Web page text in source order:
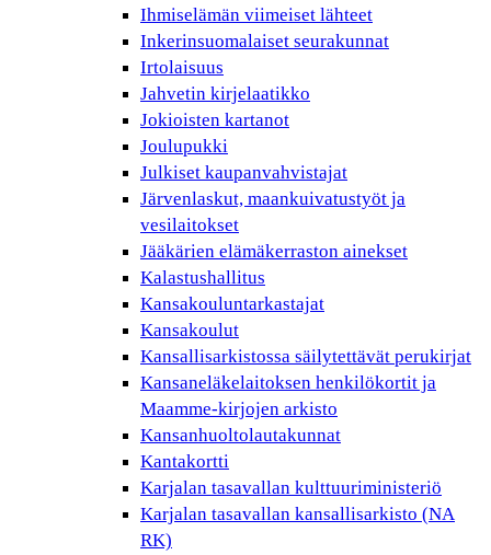
Ihmiselämän viimeiset lähteet
Inkerinsuomalaiset seurakunnat
Irtolaisuus
Jahvetin kirjelaatikko
Jokioisten kartanot
Joulupukki
Julkiset kaupanvahvistajat
Järvenlaskut, maankuivatustyöt ja
vesilaitokset
Jääkärien elämäkerraston ainekset
Kalastushallitus
Kansakouluntarkastajat
Kansakoulut
Kansallisarkistossa säilytettävät perukirjat
Kansaneläkelaitoksen henkilökortit ja
Maamme-kirjojen arkisto
Kansanhuoltolautakunnat
Kantakortti
Karjalan tasavallan kulttuuriministeriö
Karjalan tasavallan kansallisarkisto (NA
RK)